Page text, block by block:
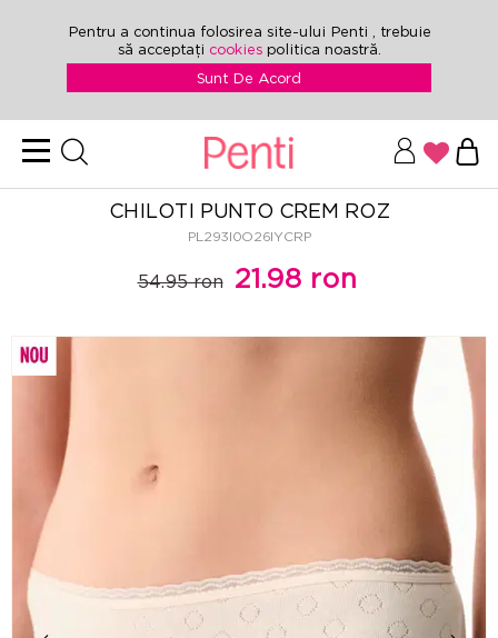
Pentru a continua folosirea site-ului Penti , trebuie
să acceptați cookies politica noastră.
Sunt De Acord
CHILOTI PUNTO CREM ROZ
PL293I0O26IYCRP
54.95 ron 21.98 ron